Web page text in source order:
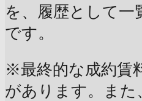
を、履歴として
です。
※最終的な成約賃
があります。また